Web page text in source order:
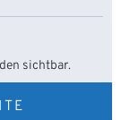
sichtbar.